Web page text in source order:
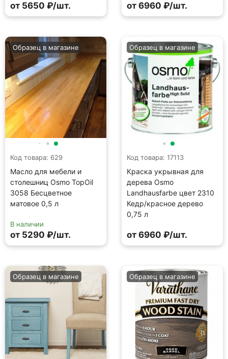
от 5650 ₽/шт. от 6960 ₽/шт.
Код товара: 629
Масло для мебели и
столешниц Osmo TopOil
3058 Бесцветное
матовое 0,5 л
Образец в магазине
В наличии
от 5290 ₽/шт.
Код товара: 17113
Краска укрывная для
дерева Osmo
Landhausfarbe цвет 2310
Кедр/красное дерево
0,75 л
Образец в магазине
от 6960 ₽/шт.
Образец в магазине Образец в магазине